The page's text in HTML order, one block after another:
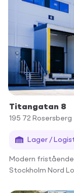
Titangatan 8
195 72 Rosersberg
Lager /
Modern
Stockholm Nord